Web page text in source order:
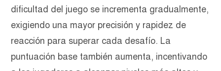
dificultad del juego se incrementa gradualmente,
exigiendo una mayor precisión y rapidez de
reacción para superar cada desafío. La
puntuación base también aumenta, incentivando